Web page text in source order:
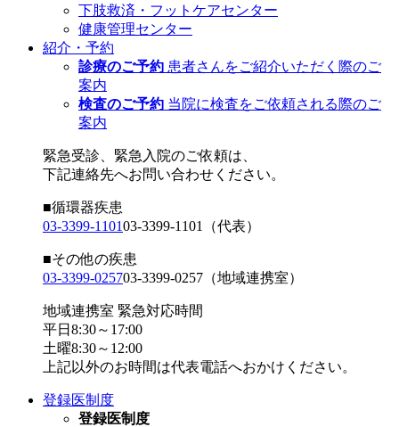
下肢救済・フットケアセンター
健康管理センター
紹介・予約
診療のご予約 患者さんをご紹介いただく際のご
案内
検査のご予約 当院に検査をご依頼される際のご
案内
緊急受診、緊急入院のご依頼は、
下記連絡先へお問い合わせください。
■循環器疾患
03-3399-110103-3399-1101 （代表）
■その他の疾患
03-3399-025703-3399-0257 （地域連携室）
地域連携室 緊急対応時間
平日8:30～17:00
土曜8:30～12:00
上記以外のお時間は代表電話へおかけください。
登録医制度
登録医制度